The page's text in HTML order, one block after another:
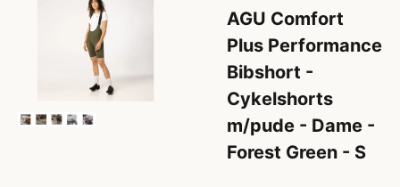
AGU Comfort
Plus Performance
Bibshort -
Cykelshorts
m/pude - Dame -
Forest Green - S